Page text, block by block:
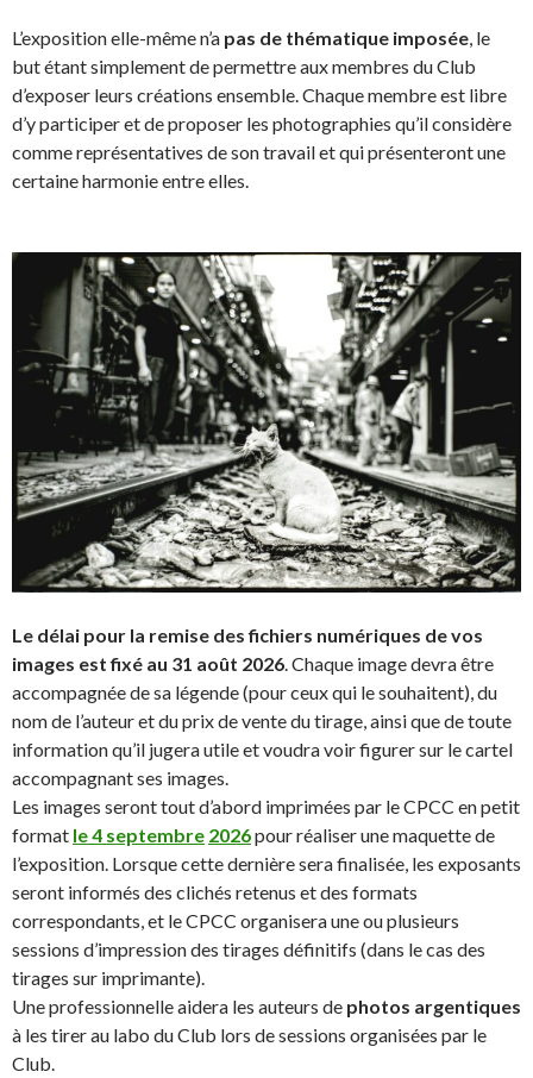
L’exposition elle-même n’a pas de thématique imposée , le
but étant simplement de permettre aux membres du Club
d’exposer leurs créations ensemble. Chaque membre est libre
d’y participer et de proposer les photographies qu’il considère
comme représentatives de son travail et qui présenteront une
certaine harmonie entre elles.
Le délai pour la remise des fichiers numériques de vos
images est fixé au 31 août 2026. Chaque image devra être
accompagnée de sa légende (pour ceux qui le souhaitent), du
nom de l’auteur et du prix de vente du tirage, ainsi que de toute
information qu’il jugera utile et voudra voir figurer sur le cartel
accompagnant ses images.
Les images seront tout d’abord imprimées par le CPCC en petit
format le 4 septembre 2026pour réaliser une maquette de
l’exposition. Lorsque cette dernière sera finalisée, les exposants
seront informés des clichés retenus et des formats
correspondants, et le CPCC organisera une ou plusieurs
sessions d’impression des tirages définitifs (dans le cas des
tirages sur imprimante).
Une professionnelle aidera les auteurs de photos argentiques
à les tirer au labo du Club lors de sessions organisées par le
Club.